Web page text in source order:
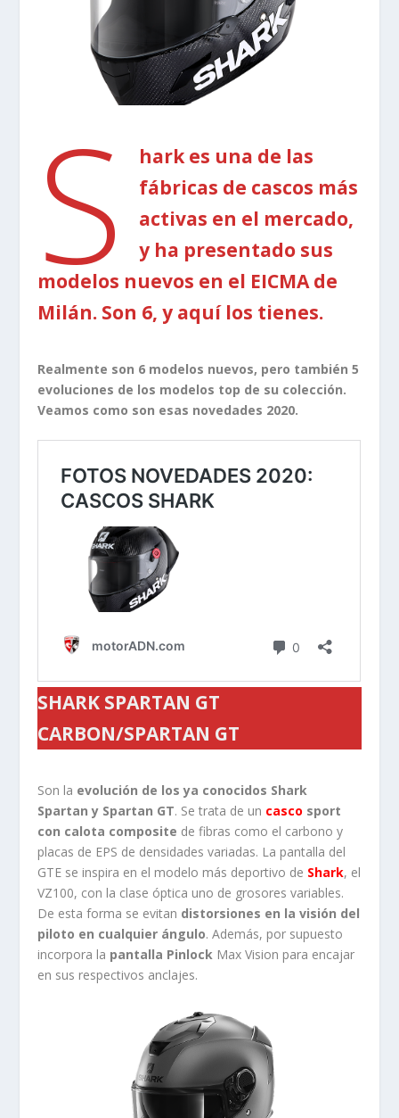
S
hark es una de las
fábricas de cascos más
activas en el mercado,
y ha presentado sus
modelos nuevos en el EICMA de
Milán. Son 6, y aquí los tienes.
Realmente son 6 modelos nuevos, pero también 5
evoluciones de los modelos top de su colección.
Veamos como son esas novedades 2020.
SHARK SPARTAN GT
CARBON/SPARTAN GT
Son la evolución de los ya conocidos Shark
Spartan y Spartan GT. Se trata de un casco sport
con calota composite de fibras como el carbono y
placas de EPS de densidades variadas. La pantalla del
GTE se inspira en el modelo más deportivo de Shark, el
VZ100, con la clase óptica uno de grosores variables.
De esta forma se evitan distorsiones en la visión del
piloto en cualquier ángulo. Además, por supuesto
incorpora la pantalla Pinlock Max Vision para encajar
en sus respectivos anclajes.